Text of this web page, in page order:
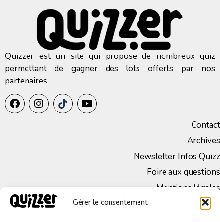
Gérer le consentement
Quizzer est un site qui propose de nombreux quiz
permettant de gagner des lots offerts par nos
partenaires.
Contact
Archives
Newsletter Infos Quizz
Foire aux questions
Mentions légales
CGV